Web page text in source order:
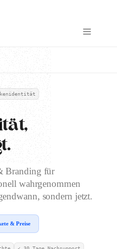
Branding für
wahrgenommen
sondern jetzt.
& Preise